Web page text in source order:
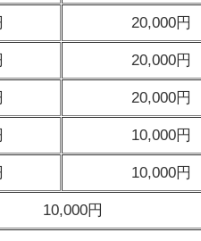
20,000円
20,000円
20,000円
10,000円
10,000円
10,000円